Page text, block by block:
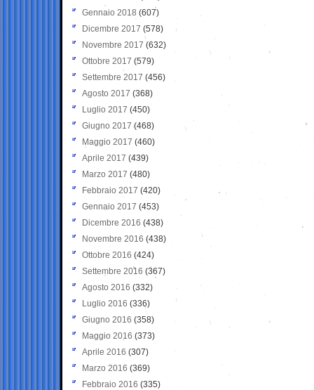
Gennaio 2018 (607)
Dicembre 2017 (578)
Novembre 2017 (632)
Ottobre 2017 (579)
Settembre 2017 (456)
Agosto 2017 (368)
Luglio 2017 (450)
Giugno 2017 (468)
Maggio 2017 (460)
Aprile 2017 (439)
Marzo 2017 (480)
Febbraio 2017 (420)
Gennaio 2017 (453)
Dicembre 2016 (438)
Novembre 2016 (438)
Ottobre 2016 (424)
Settembre 2016 (367)
Agosto 2016 (332)
Luglio 2016 (336)
Giugno 2016 (358)
Maggio 2016 (373)
Aprile 2016 (307)
Marzo 2016 (369)
Febbraio 2016 (335)